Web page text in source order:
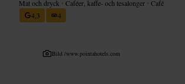
Mat och dryck •Caféer, kaffe- och tesalonger •Café
4,3
4
Bild /www.pointahotels.com